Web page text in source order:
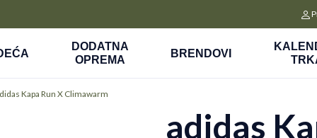
DODATNA
OPREMA
BRENDOVI
Kapa Run X Climawarm
adidas